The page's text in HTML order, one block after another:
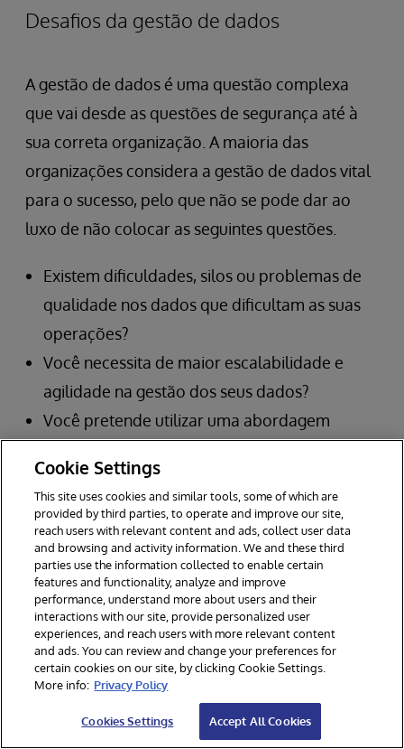
Desafios da gestão de dados
A gestão de dados é uma questão complexa
que vai desde as questões de segurança até à
sua correta organização. A maioria das
organizações considera a gestão de dados vital
para o sucesso, pelo que não se pode dar ao
luxo de não colocar as seguintes questões.
Existem dificuldades, silos ou problemas de
qualidade nos dados que dificultam as suas
operações?
Você necessita de maior escalabilidade e
agilidade na gestão dos seus dados?
Você pretende utilizar uma abordagem
descentralizada?
Conhecimentos dos funcionários
Um data mesh é tão bom quanto os
consumidores dos dados que o utilizam. Se os
seus conhecimentos de domínio precisam ser
aperfeiçoados, um data mesh pode ser um
compromissodemasiadogrande.
Cookie Settings
This site uses cookies and similar tools, some of which are
provided by third parties, to operate and improve our site,
reach users with relevant content and ads, collect user data
and browsing and activity information. We and these third
parties use the information collected to enable certain
features and functionality, analyze and improve
performance, understand more about users and their
interactions with our site, provide personalized user
experiences, and reach users with more relevant content
and ads. You can review and change your preferences for
certain cookies on our site, by clicking Cookie Settings.
More info: Privacy Policy
Cookies Settings Accept All Cookies